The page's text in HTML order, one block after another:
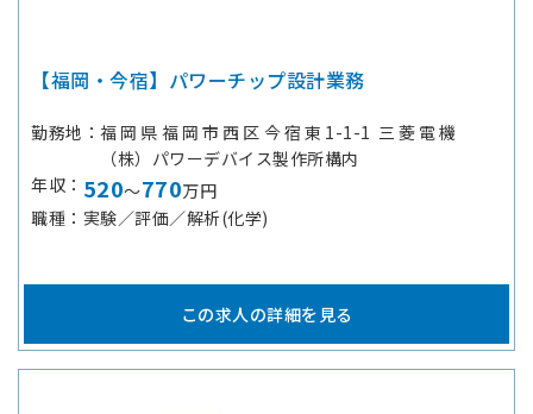
【福岡・今宿】パワーチップ設計業務
勤務地
福岡県福岡市西区今宿東1-1-1 三菱電機
（株）パワーデバイス製作所構内
年収
520～770万円
職種
実験／評価／解析(化学)
この求人の詳細を見る